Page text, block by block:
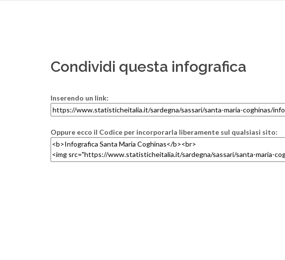
Condividi questa infografica
Inserendo un link:
Oppure ecco il Codice per incorporarla liberamente sul qualsiasi sito: